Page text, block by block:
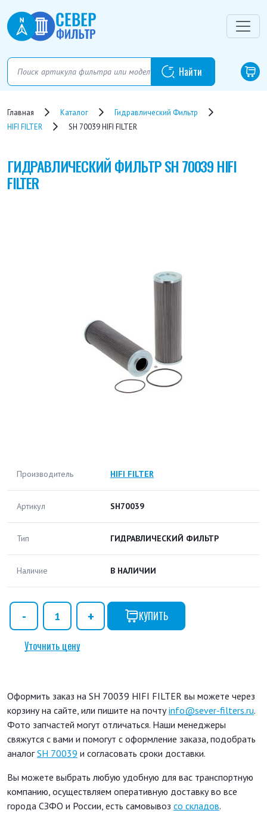
Главная Каталог
Гидравлический Фильтр
HIFI FILTER
SH 70039 HIFI FILTER
ГИДРАВЛИЧЕСКИЙ ФИЛЬТРSH 70039 HIFI
FILTER
Производитель HIFI FILTER
Артикул SH70039
Тип ГИДРАВЛИЧЕСКИЙ ФИЛЬТР
Наличие В НАЛИЧИИ
КУПИТЬ
Уточнить цену
Оформить заказ на SH 70039 HIFI FILTER вы можете через
корзину на сайте, или пишите на почтуinfo@sever-filters.ru.
Фото запчастей могут отличаться. Наши менеджеры
свяжутся с вами и помогут с оформление заказа, подобрать
аналогSH 70039 и согласовать сроки доставки.
Вы можете выбрать любую удобную для вас транспортную
компанию, осуществляем оперативную доставку во все
города СЗФО и России, есть самовывоз со складов.